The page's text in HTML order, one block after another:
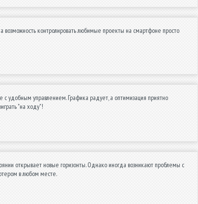
контролировать любимые проекты на смартфоне просто
удобным управлением. Графика радует, а оптимизация приятно
"на ходу"!
открывает новые горизонты. Однако иногда возникают проблемы с
в любом месте.